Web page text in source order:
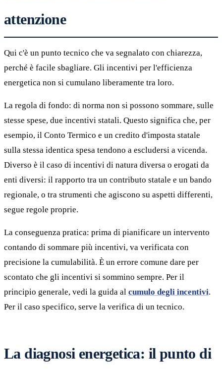
attenzione
Qui c'è un punto tecnico che va segnalato con chiarezza,
perché è facile sbagliare. Gli incentivi per l'efficienza
energetica non si cumulano liberamente tra loro.
La regola di fondo: di norma non si possono sommare, sulle
stesse spese, due incentivi statali. Questo significa che, per
esempio, il Conto Termico e un credito d'imposta statale
sulla stessa identica spesa tendono a escludersi a vicenda.
Diverso è il caso di incentivi di natura diversa o erogati da
enti diversi: il rapporto tra un contributo statale e un bando
regionale, o tra strumenti che agiscono su aspetti differenti,
segue regole proprie.
La conseguenza pratica: prima di pianificare un intervento
contando di sommare più incentivi, va verificata con
precisione la cumulabilità. È un errore comune dare per
scontato che gli incentivi si sommino sempre. Per il
principio generale, vedi la guida al cumulo degli incentivi.
Per il caso specifico, serve la verifica di un tecnico.
La diagnosi energetica: il punto di